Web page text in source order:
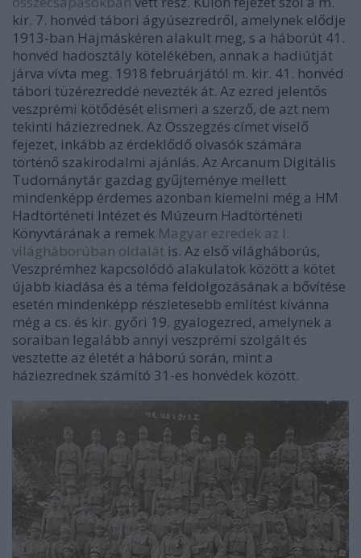
kir. 7. honvéd tábori ágyúsezredről, amelynek elődje
1913-ban Hajmáskéren alakult meg, s a háborút 41.
honvéd hadosztály kötelékében, annak a hadiútját
járva vívta meg. 1918 februárjától m. kir. 41. honvéd
tábori tüzérezreddé nevezték át. Az ezred jelentős
veszprémi kötődését elismeri a szerző, de azt nem
tekinti háziezrednek. Az Összegzés címet viselő
fejezet, inkább az érdeklődő olvasók számára
történő szakirodalmi ajánlás. Az Arcanum Digitális
Tudománytár gazdag gyűjteménye mellett
mindenképp érdemes azonban kiemelni még a HM
Hadtörténeti Intézet és Múzeum Hadtörténeti
Könyvtárának a remek Magyar ezredek az I.
világháborúban oldalát is. Az első világháborús,
Veszprémhez kapcsolódó alakulatok között a kötet
újabb kiadása és a téma feldolgozásának a bővítése
esetén mindenképp részletesebb említést kívánna
még a cs. és kir. győri 19. gyalogezred, amelynek a
soraiban legalább annyi veszprémi szolgált és
vesztette az életét a háború során, mint a
háziezrednek számító 31-es honvédek között.